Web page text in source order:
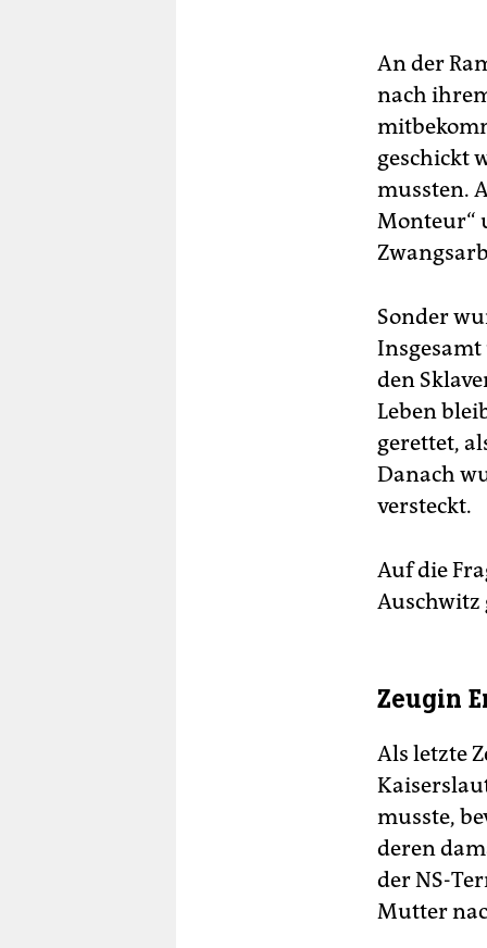
An der
nach
geschickt
mussten.
Monteur“
Sonder
Insgesamt
den
Leben
gerettet,
Danach
versteckt.
Auf die
Auschwitz
Zeugin
Als letzte
musste,
deren
der NS-
Mutter